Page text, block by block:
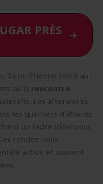
PRÈS
Saint-Étienne vibre au
où la rencontre
Les afterworks
les quartiers d’affaires
un cadre idéal pour
rendez-vous
active et souvent